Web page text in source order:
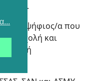
Σχολή.
ο υποψήφιος/α που
Σχολή και
δύο ή